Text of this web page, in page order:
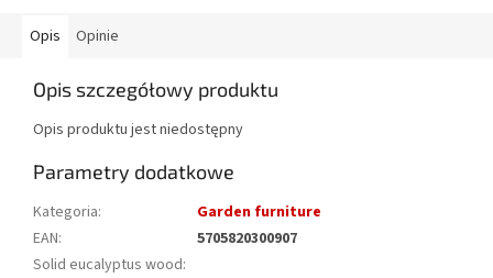
Opis Opinie
Opis szczegółowy produktu
Opis produktu jest niedostępny
Parametry dodatkowe
Kategoria:
Garden furniture
EAN:
5705820300907
Solid eucalyptus wood: